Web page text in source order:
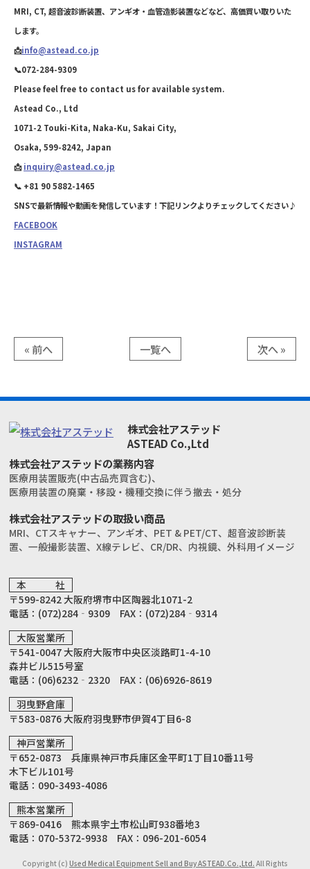
MRI, CT, 超音波診断装置、アンギオ・血管造影装置などなど、高価買い取りいた
します。
📩info@astead.co.jp
📞072-284-9309
Please feel free to contact us for available system.
Astead Co., Ltd
1071-2 Touki-Kita, Naka-Ku, Sakai City,
Osaka, 599-8242, Japan
📩inquiry@astead.co.jp
📞 +81 90 5882-1465
SNSで最新情報や動画を発信しています！下記リンクよりチェックしてください♪
FACEBOOK
INSTAGRAM
« 前へ 一覧へ 次へ »
株式会社アステッド
ASTEAD Co.,Ltd
株式会社アステッドの業務内容
医療用装置販売(中古品売買含む)、
医療用装置の廃棄・移設・機種交換に伴う撤去・処分
株式会社アステッドの取扱い商品
MRI、CTスキャナー、アンギオ、PET & PET/CT、 超音波診断装
置、一般撮影装置、X線テレビ、CR/DR、 内視鏡、外科用イメージ
本 社
〒599-8242 大阪府堺市中区陶器北1071-2
電話：(072)284‐9309 FAX：(072)284‐9314
大阪営業所
〒541-0047 大阪府大阪市中央区淡路町1-4-10
森井ビル515号室
電話：(06)6232‐2320 FAX：(06)6926-8619
羽曳野倉庫
〒583-0876 大阪府羽曳野市伊賀4丁目6-8
神戸営業所
〒652-0873 兵庫県神戸市兵庫区金平町1丁目10番11号
木下ビル101号
電話：090-3493-4086
熊本営業所
〒869-0416 熊本県宇土市松山町938番地3
電話：070-5372-9938 FAX：096-201-6054
Copyright (c) Used Medical Equipment Sell and Buy ASTEAD.Co.,Ltd. All Rights